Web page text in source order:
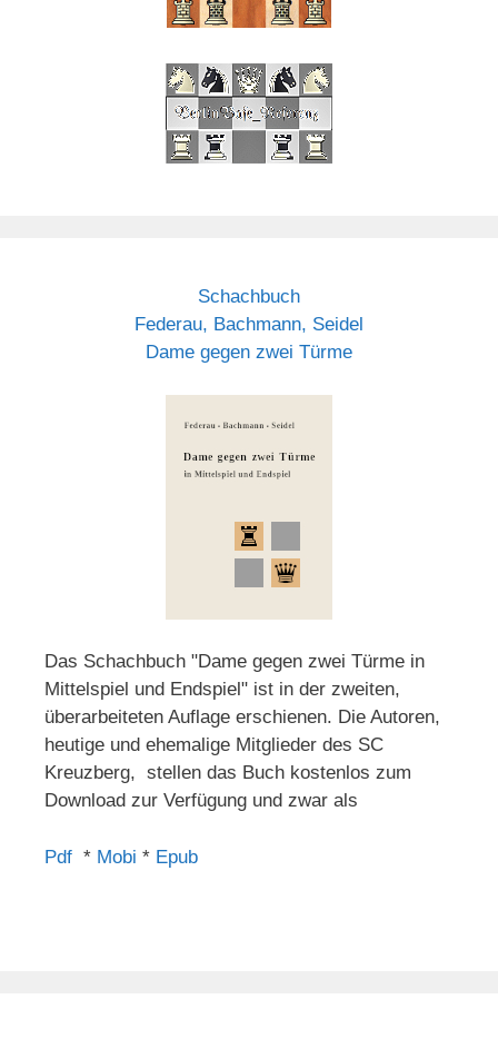
Schachbuch
Federau, Bachmann, Seidel
Dame gegen zwei Türme
Das Schachbuch "Dame gegen zwei Türme in
Mittelspiel und Endspiel" ist in der zweiten,
überarbeiteten Auflage erschienen. Die Autoren,
heutige und ehemalige Mitglieder des SC
Kreuzberg, stellen das Buch kostenlos zum
Download zur Verfügung und zwar als
Pdf * Mobi * Epub